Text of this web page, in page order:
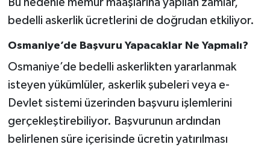
Bu nedenle memur maaşlarına yapılan zamlar,
bedelli askerlik ücretlerini de doğrudan etkiliyor.
Osmaniye’de Başvuru Yapacaklar Ne Yapmalı?
Osmaniye’de bedelli askerlikten yararlanmak
isteyen yükümlüler, askerlik şubeleri veya e-
Devlet sistemi üzerinden başvuru işlemlerini
gerçekleştirebiliyor. Başvurunun ardından
belirlenen süre içerisinde ücretin yatırılması